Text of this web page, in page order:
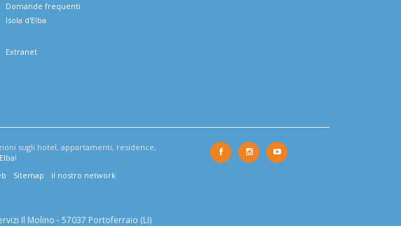
Domande frequenti
Isola d'Elba
Extranet
sugli hotel, appartamenti, residence,
!
Sitemap il nostro network
Il Molino - 57037 Portoferraio (LI)